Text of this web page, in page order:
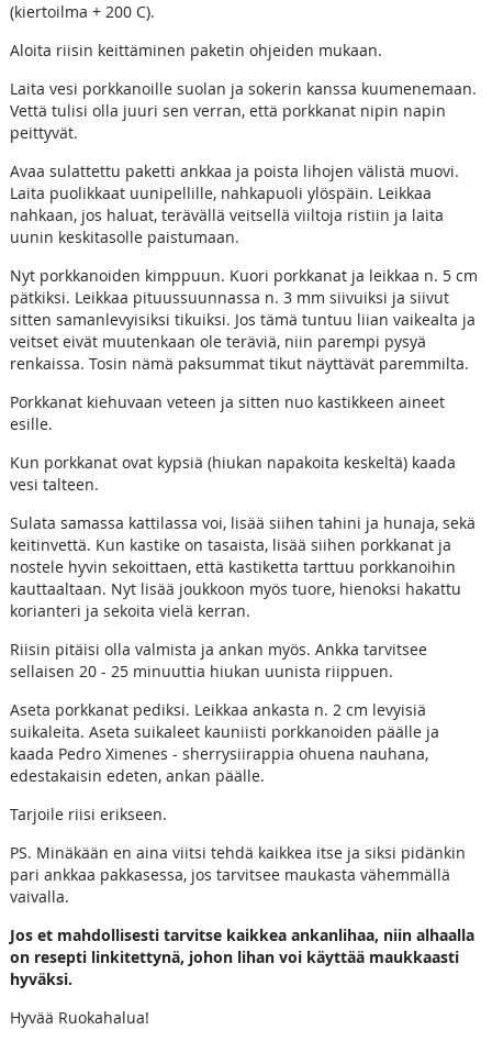
(kiertoilma + 200 C).
Aloita riisin keittäminen paketin ohjeiden mukaan.
Laita vesi porkkanoille suolan ja sokerin kanssa kuumenemaan.
Vettä tulisi olla juuri sen verran, että porkkanat nipin napin
peittyvät.
Avaa sulattettu paketti ankkaa ja poista lihojen välistä muovi.
Laita puolikkaat uunipellille, nahkapuoli ylöspäin. Leikkaa
nahkaan, jos haluat, terävällä veitsellä viiltoja ristiin ja laita
uunin keskitasolle paistumaan.
Nyt porkkanoiden kimppuun. Kuori porkkanat ja leikkaa n. 5 cm
pätkiksi. Leikkaa pituussuunnassa n. 3 mm siivuiksi ja siivut
sitten samanlevyisiksi tikuiksi. Jos tämä tuntuu liian vaikealta ja
veitset eivät muutenkaan ole teräviä, niin parempi pysyä
renkaissa. Tosin nämä paksummat tikut näyttävät paremmilta.
Porkkanat kiehuvaan veteen ja sitten nuo kastikkeen aineet
esille.
Kun porkkanat ovat kypsiä (hiukan napakoita keskeltä) kaada
vesi talteen.
Sulata samassa kattilassa voi, lisää siihen tahini ja hunaja, sekä
keitinvettä. Kun kastike on tasaista, lisää siihen porkkanat ja
nostele hyvin sekoittaen, että kastiketta tarttuu porkkanoihin
kauttaaltaan. Nyt lisää joukkoon myös tuore, hienoksi hakattu
korianteri ja sekoita vielä kerran.
Riisin pitäisi olla valmista ja ankan myös. Ankka tarvitsee
sellaisen 20 - 25 minuuttia hiukan uunista riippuen.
Aseta porkkanat pediksi. Leikkaa ankasta n. 2 cm levyisiä
suikaleita. Aseta suikaleet kauniisti porkkanoiden päälle ja
kaada Pedro Ximenes - sherrysiirappia ohuena nauhana,
edestakaisin edeten, ankan päälle.
Tarjoile riisi erikseen.
PS. Minäkään en aina viitsi tehdä kaikkea itse ja siksi pidänkin
pari ankkaa pakkasessa, jos tarvitsee maukasta vähemmällä
vaivalla.
Jos et mahdollisesti tarvitse kaikkea ankanlihaa, niin alhaalla
on resepti linkitettynä, johon lihan voi käyttää maukkaasti
hyväksi.
Hyvää Ruokahalua!